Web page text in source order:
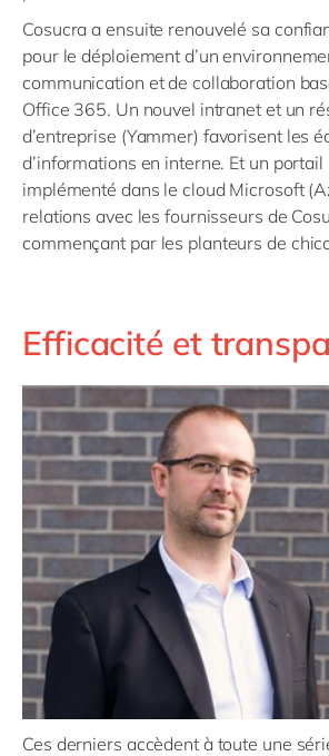
Cosucra a ensuite renouvelé sa
pour le déploiement d’un
communication et de collaboration
Office 365. Un nouvel intranet et un
d’entreprise (Yammer) favorisent les
d’informations en interne. Et un portail
implémenté dans le cloud Microsoft
relations avec les fournisseurs de
commençant par les planteurs de
Efficacité et
Ces derniers accèdent à toute une